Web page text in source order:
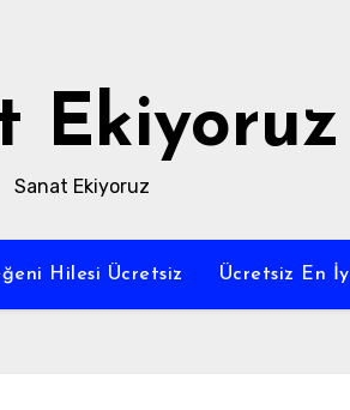
Ekiyoruz
Sanat Ekiyoruz
Hilesi Ücretsiz Ücretsiz En